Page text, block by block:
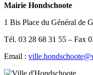
Mairie Hondschoote
1 Bis Place du Général de
Tél. 03 28 68 31 55 – Fax
Email :